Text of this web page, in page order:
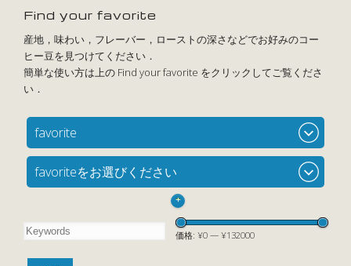
Find your favorite
favorite
favoriteをお選びください
+
価格: ¥0— ¥132000